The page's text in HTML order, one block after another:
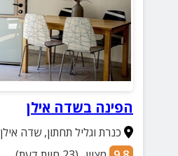
הפינה בשדה אילן
כנרת וגליל תחתון,שדה אילן